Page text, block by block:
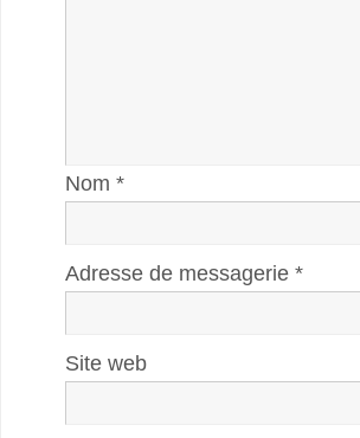
Nom *
Adresse de messagerie *
Site web